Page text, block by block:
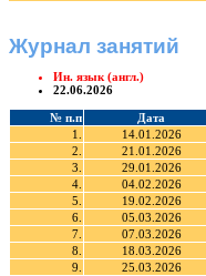
Журнал занятий
Ин. язык (англ.)
22.06.2026
№ п.п Дата
1.
14.01.2026
2.
21.01.2026
3.
29.01.2026
4.
04.02.2026
5.
19.02.2026
6.
05.03.2026
7.
07.03.2026
8.
18.03.2026
9.
25.03.2026